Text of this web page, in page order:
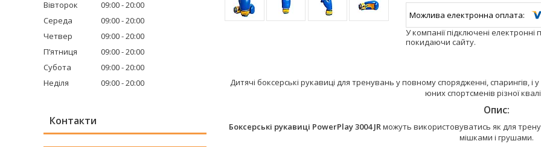
У компанії підключені
покидаючи сайту.
Дитячі боксерські рукавиці для тренувань у повному спорядженні, спарингів,
юних спортсменів різної
Опис:
Боксерські рукавиці PowerPlay 3004 JRможуть використовуватись як для
мішками і грушами.
Вівторок
09:00 20:00
Середа
09:00 20:00
Четвер
09:00 20:00
Пʼятниця
09:00 20:00
Субота
09:00 20:00
Неділя
09:00 20:00
Контакти